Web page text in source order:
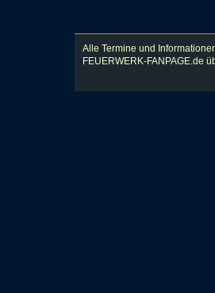
Alle Termine und
FEUERWERK-FANPAGE.de